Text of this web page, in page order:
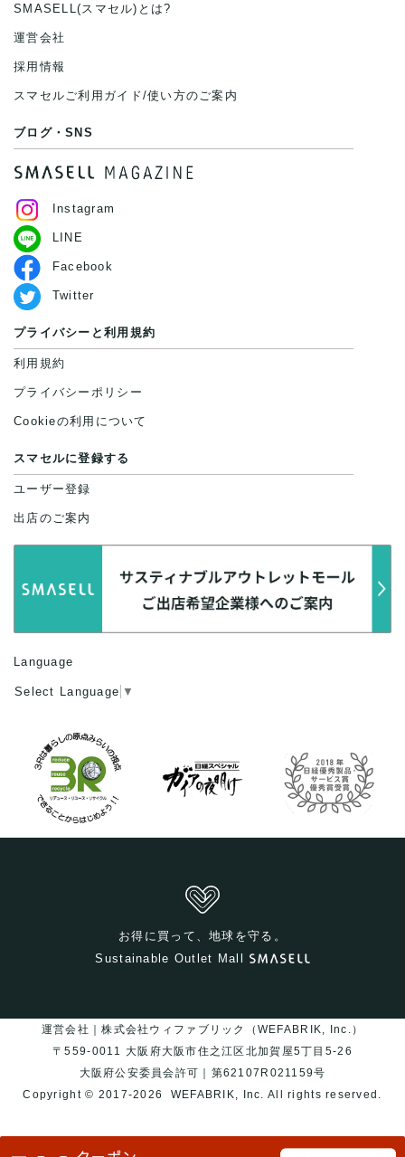
SMASELL(スマセル)とは?
運営会社
採用情報
スマセルご利用ガイド/使い方のご案内
ブログ・SNS
Instagram
LINE
Facebook
Twitter
プライバシーと利用規約
利用規約
プライバシーポリシー
Cookieの利用について
スマセルに登録する
ユーザー登録
出店のご案内
Language
Select Language ▼
お得に買って、地球を守る。
Sustainable Outlet Mall
運営会社｜株式会社ウィファブリック（WEFABRIK, Inc.）
〒559-0011 大阪府大阪市住之江区北加賀屋5丁目5-26
大阪府公安委員会許可｜第62107R021159号
Copyright © 2017-2026
WEFABRIK, Inc.All rights reserved.